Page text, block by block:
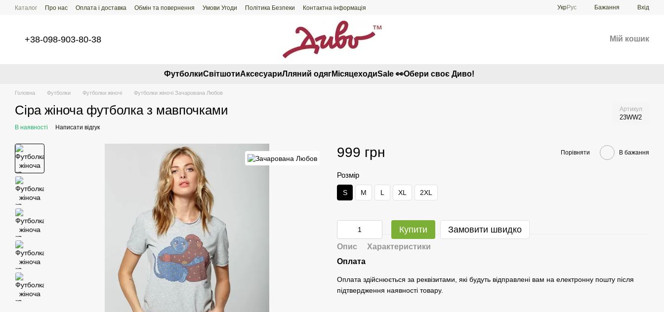
Перейти до основного контенту
Каталог Про нас Оплата і доставка Обмін та повернення Умови Угоди Політика Безпеки Контактна інформація УкрРус Бажання Вхід
+38-098-903-80-38 Мій кошик
ФутболкиСвiтшотиАксесуариЛляний одягМісяцеходиSale 👀Обери своє Диво!
Головна Футболки Футболки жіночі Футболки жіночі Зачарована Любов
Сіра жіноча футболка з мавпочками Артикул
23WW2
В наявності Написати відгук
999 грн Порівняти В бажання
Розмір
S M L XL 2XL
Купити Замовити швидко
Опис
Характеристики
Оплата
Оплата здійснюється за реквізитами, які будуть відправлені вам на електронну пошту після
підтвердження наявності товару.